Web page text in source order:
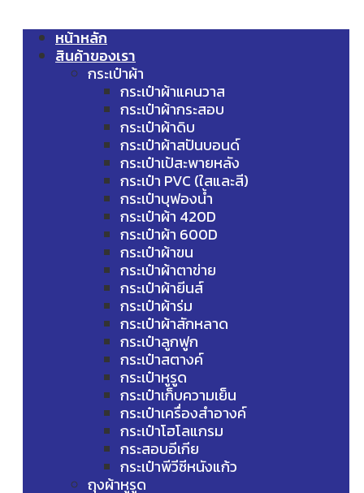
หน้าหลัก
สินค้าของเรา
กระเป๋าผ้า
กระเป๋าผ้าแคนวาส
กระเป๋าผ้ากระสอบ
กระเป๋าผ้าดิบ
กระเป๋าผ้าสปันบอนด์
กระเป๋าเป้สะพายหลัง
กระเป๋า PVC (ใสและสี)
กระเป๋าบุฟองน้ำ
กระเป๋าผ้า 420D
กระเป๋าผ้า 600D
กระเป๋าผ้าขน
กระเป๋าผ้าตาข่าย
กระเป๋าผ้ายีนส์
กระเป๋าผ้าร่ม
กระเป๋าผ้าสักหลาด
กระเป๋าลูกฟูก
กระเป๋าสตางค์
กระเป๋าหูรูด
กระเป๋าเก็บความเย็น
กระเป๋าเครื่องสำอางค์
กระเป๋าโฮโลแกรม
กระสอบอีเกีย
กระเป๋าพีวีซีหนังแก้ว
ถุงผ้าหูรูด